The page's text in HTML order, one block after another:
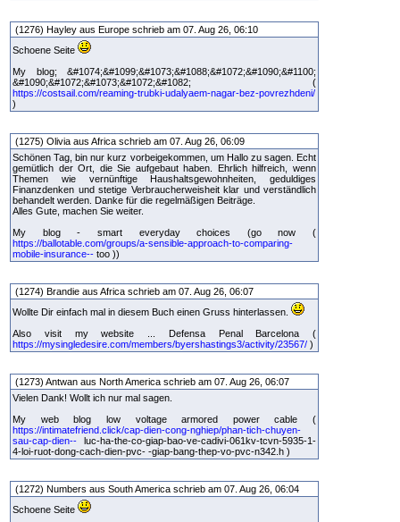
(1276) Hayley aus Europe schrieb am 07. Aug 26, 06:10
Schoene Seite
My blog; &#1074;&#1099;&#1073;&#1088;&#1072;&#1090;&#1100;
&#1090;&#1072;&#1073;&#1072;&#1082; (
https://costsail.com/reaming-trubki-udalyaem-nagar-bez-povrezhdeni/
)
(1275) Olivia aus Africa schrieb am 07. Aug 26, 06:09
Schönen Tag, bin nur kurz vorbeigekommen, um Hallo zu sagen. Echt
gemütlich der Ort, die Sie aufgebaut haben. Ehrlich hilfreich, wenn
Themen wie vernünftige Haushaltsgewohnheiten, geduldiges
Finanzdenken und stetige Verbraucherweisheit klar und verständlich
behandelt werden. Danke für die regelmäßigen Beiträge.
Alles Gute, machen Sie weiter.
My blog - smart everyday choices (go now (
https://ballotable.com/groups/a-sensible-approach-to-comparing-
mobile-insurance-- too ))
(1274) Brandie aus Africa schrieb am 07. Aug 26, 06:07
Wollte Dir einfach mal in diesem Buch einen Gruss hinterlassen.
Also visit my website ... Defensa Penal Barcelona (
https://mysingledesire.com/members/byershastings3/activity/23567/ )
(1273) Antwan aus North America schrieb am 07. Aug 26, 06:07
Vielen Dank! Wollt ich nur mal sagen.
My web blog low voltage armored power cable (
https://intimatefriend.click/cap-dien-cong-nghiep/phan-tich-chuyen-
sau-cap-dien-- luc-ha-the-co-giap-bao-ve-cadivi-061kv-tcvn-5935-1-
4-loi-ruot-dong-cach-dien-pvc- -giap-bang-thep-vo-pvc-n342.h )
(1272) Numbers aus South America schrieb am 07. Aug 26, 06:04
Schoene Seite